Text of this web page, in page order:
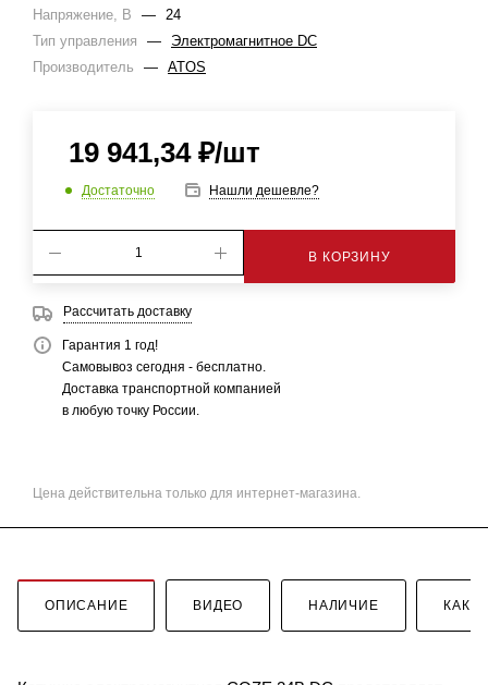
Напряжение, В
— 24
Тип управления
—
Электромагнитное DC
Производитель
— ATOS
19 941,34₽/шт
Достаточно Нашли дешевле?
В КОРЗИНУ
Рассчитать доставку
Гарантия 1 год!
Самовывоз сегодня - бесплатно.
Доставка транспортной компанией
в любую точку России.
Цена действительна только для интернет-магазина.
ОПИСАНИЕ ВИДЕО НАЛИЧИЕ КАК